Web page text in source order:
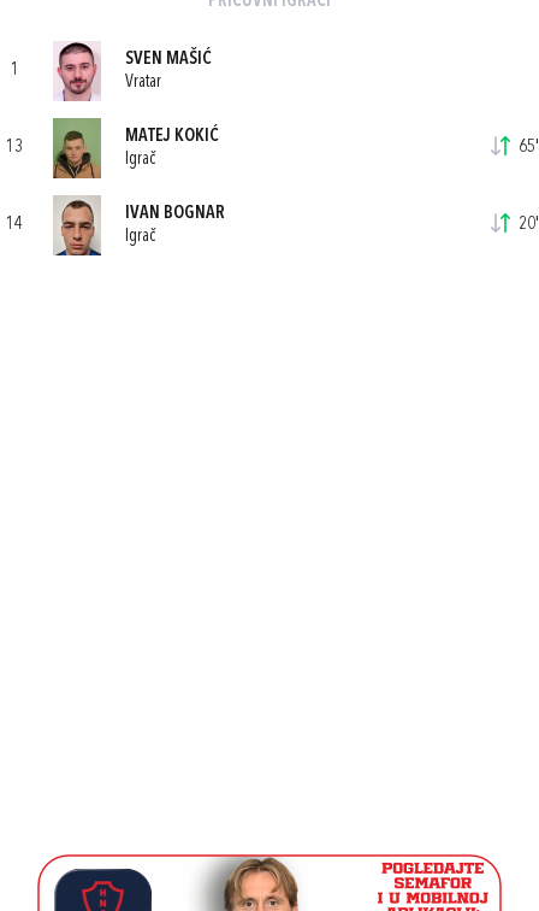
1
SVEN MAŠIĆ
Vratar
13
MATEJ KOKIĆ
Igrač
65'
14
IVAN BOGNAR
Igrač
20'